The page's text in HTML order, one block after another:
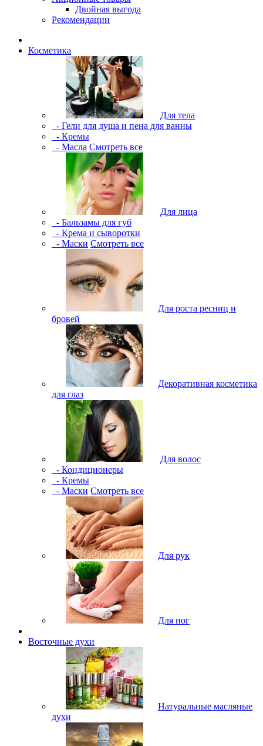
Двойная выгода
Рекомендации
Косметика
Для тела
- Гели для душа и пена для ванны
- Кремы
- Масла Смотреть все
Для лица
- Бальзамы для губ
- Крема и сыворотки
- Маски Смотреть все
Для роста ресниц и
бровей
Декоративная косметика
для глаз
Для волос
- Кондиционеры
- Кремы
- Маски Смотреть все
Для рук
Для ног
Восточные духи
Натуральные масляные
духи